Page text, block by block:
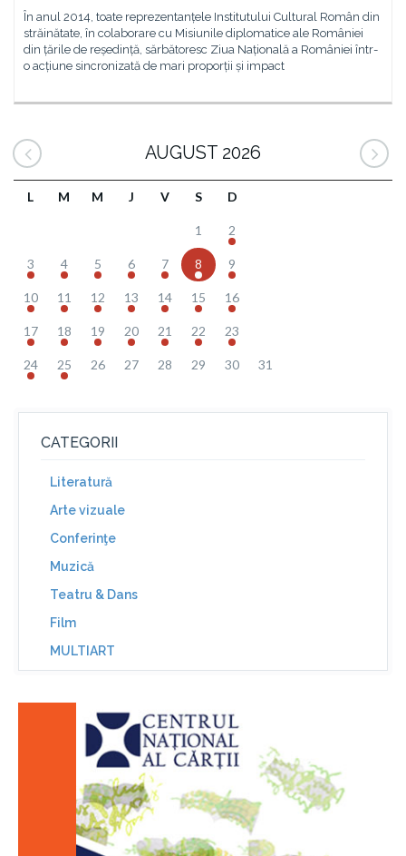
În anul 2014, toate reprezentanțele Institutului Cultural Român din
străinătate, în colaborare cu Misiunile diplomatice ale României
din țările de reședință, sărbătoresc Ziua Națională a României într-
o acțiune sincronizată de mari proporții și impact
AUGUST 2026
L M M J V S D
1 2
3 4 5 6 7 8 9
10 11 12 13 14 15 16
17 18 19 20 21 22 23
24 25 26 27 28 29 30 31
CATEGORII
Literatură
Arte vizuale
Conferinţe
Muzică
Teatru & Dans
Film
MULTIART